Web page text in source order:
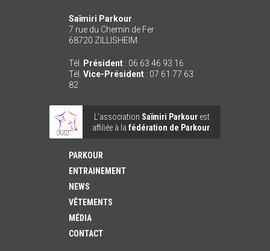
Saïmiri Parkour
7 rue du Chemin de Fer
68720 ZILLISHEIM
Tél. Président : 06 63 46 93 16
Tél. Vice-Président : 07 61 77 63
82
L’association Saïmiri Parkourest
affiliée à la fédération de Parkour.
PARKOUR
ENTRAINEMENT
NEWS
VÊTEMENTS
MÉDIA
CONTACT